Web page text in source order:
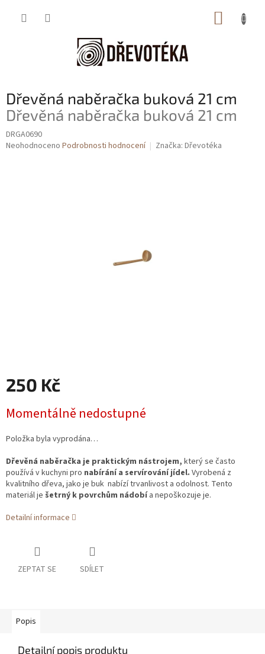
Dřevěná naběračka buková 21 cm
Dřevěná naběračka buková 21 cm
DRGA0690
Průměrné
Neohodnoceno Podrobnosti hodnocení Značka: Dřevotéka
250 Kč
cena:
Momentálně nedostupné
Položka byla vyprodána…
Dřevěná naběračka je praktickým nástrojem, který se často
používá v kuchyni pro nabírání a servírování jídel. Vyrobená z
kvalitního dřeva, jako je buk nabízí trvanlivost a odolnost. Tento
materiál je šetrný k povrchům nádobía nepoškozuje je.
Detailní informace
ZEPTAT SE SDÍLET
Popis
Detailní popis produktu